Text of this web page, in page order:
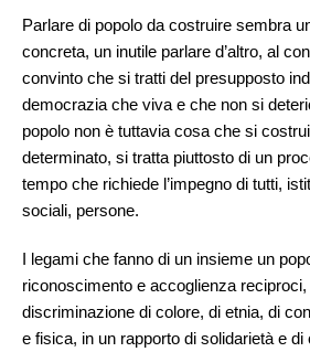
Parlare di popolo da costruire sembra
concreta, un inutile parlare d’altro, al
convinto che si tratti del presupposto
democrazia che viva e che non si
popolo non è tuttavia cosa che si
determinato, si tratta piuttosto di un
tempo che richiede l’impegno di tutti,
sociali, persone.
I legami che fanno di un insieme un
riconoscimento e accoglienza
discriminazione di colore, di etnia, di
e fisica, in un rapporto di solidarietà e di